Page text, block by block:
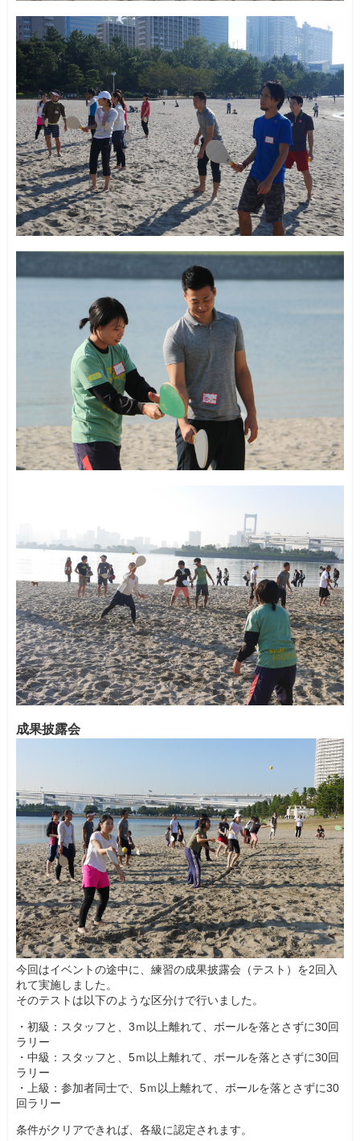
成果披露会
今回はイベントの途中に、練習の成果披露会（テスト）を2回入
れて実施しました。
そのテストは以下のような区分けで行いました。
・初級：スタッフと、3ｍ以上離れて、ボールを落とさずに30回
ラリー
・中級：スタッフと、5ｍ以上離れて、ボールを落とさずに30回
ラリー
・上級：参加者同士で、5ｍ以上離れて、ボールを落とさずに30
回ラリー
条件がクリアできれば、各級に認定されます。